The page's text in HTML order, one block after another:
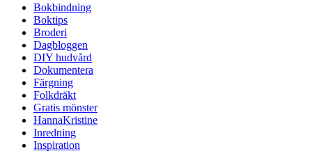
Bokbindning
Boktips
Broderi
Dagbloggen
DIY hudvård
Dokumentera
Färgning
Folkdräkt
Gratis mönster
HannaKristine
Inredning
Inspiration